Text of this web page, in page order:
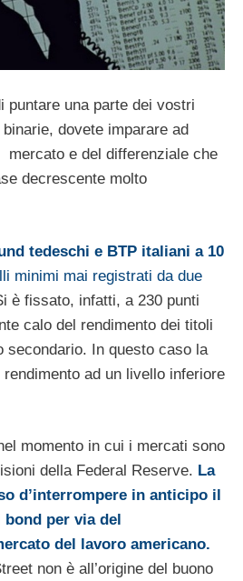
puntare una parte dei vostri
dovete imparare ad
mercato e del differenziale che
decrescente molto
tedeschi e BTP italiani a 10
minimi mai registrati da due
è fissato, infatti, a 230 punti
calo del rendimento dei titoli
secondario. In questo caso la
ad un livello inferiore
momento in cui i mercati sono
della Federal Reserve. La
d’interrompere in anticipo il
per via del
del lavoro americano.
non è all’origine del buono